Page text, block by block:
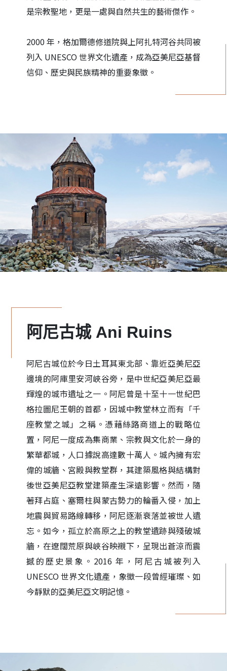
是宗教聖地，更是一處與自然共生的藝術傑作。
2000 年，格加爾德修道院與上阿扎特河谷共同被
列入 UNESCO 世界文化遺產，成為亞美尼亞基督
信仰、歷史與民族精神的重要象徵。
阿尼古城 Ani Ruins
阿尼古城位於今日土耳其東北部、靠近亞美尼亞
邊境的阿庫里安河峽谷旁，是中世紀亞美尼亞最
輝煌的城市遺址之一。阿尼曾是十至十一世紀巴
格拉圖尼王朝的首都，因城中教堂林立而有「千
座教堂之城」之稱。憑藉絲路商道上的戰略位
置，阿尼一度成為集商業、宗教與文化於一身的
繁華都城，人口據說高達數十萬人。城內擁有宏
偉的城牆、宮殿與教堂群，其建築風格與結構對
後世亞美尼亞教堂建築產生深遠影響。然而，隨
著拜占庭、塞爾柱與蒙古勢力的輪番入侵，加上
地震與貿易路線轉移，阿尼逐漸衰落並被世人遺
忘。如今，孤立於高原之上的教堂遺跡與殘破城
牆，在遼闊荒原與峽谷映襯下，呈現出蒼涼而震
撼的歷史景象。2016 年，阿尼古城被列入
UNESCO 世界文化遺產，象徵一段曾經璀璨、如
今靜默的亞美尼亞文明記憶。